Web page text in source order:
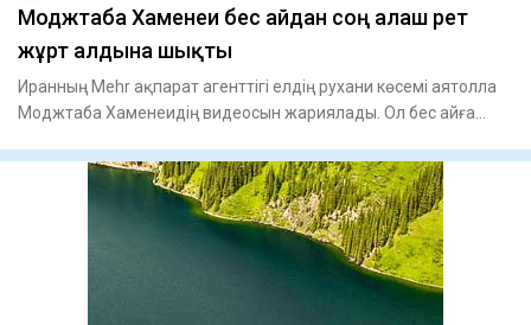
Моджтаба Хаменеи бес айдан соң алғаш рет
жұрт алдына шықты
Иранның Mehr ақпарат агенттігі елдің рухани көсемі аятолла
Моджтаба Хаменеидің видеосын жариялады. Ол бес айға